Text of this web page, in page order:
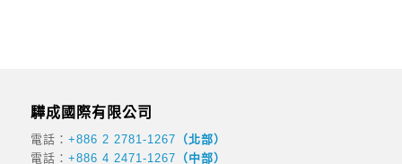
驊成國際有限公司
電話： +886 2 2781-1267 （北部）
電話： +886 4 2471-1267 （中部）